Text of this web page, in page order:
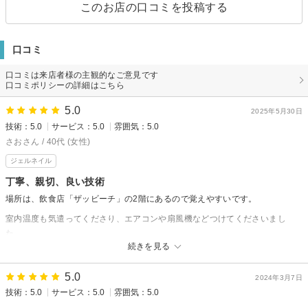
このお店の口コミを投稿する
口コミ
口コミは来店者様の主観的なご意見です
口コミポリシーの詳細はこちら
2025年5月30日
5.0
技術：5.0 サービス：5.0
雰囲気：5.0
さおさん / 40代 (女性)
ジェルネイル
丁寧、親切、良い技術
続きを見る
場所は、飲食店「ザッビーチ」の2階にあるので覚えやすいです。
室内温度も気遣ってくださり、エアコンや扇風機などつけてくださいまし
また、何よりもお人柄が素敵だなっと感じました。癒しの時間をありがとう
ございました。
技術に関しても、甘皮処理もしてくださり、ベーストップまでとても丁寧で
した。
2024年3月7日
5.0
技術：5.0 サービス：5.0
雰囲気：5.0